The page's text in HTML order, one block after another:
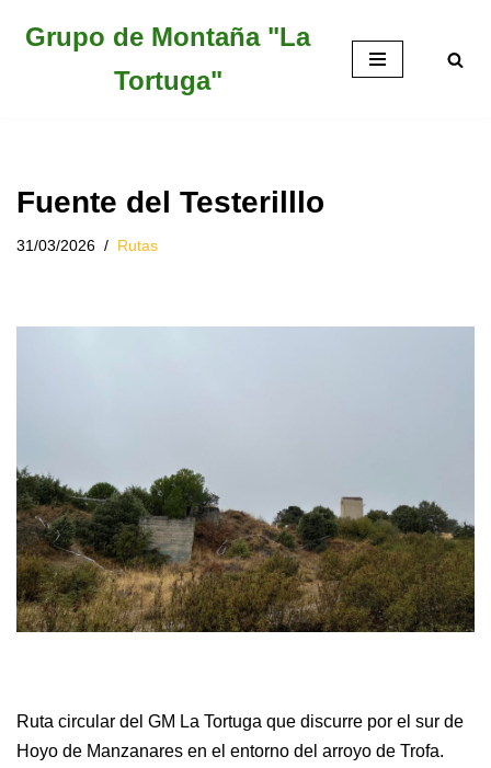
Grupo de Montaña "La
Tortuga"
Fuente del Testerilllo
31/03/2026 Rutas
Ruta circular del GM La Tortuga que discurre por el sur de
Hoyo de Manzanares en el entorno del arroyo de Trofa.